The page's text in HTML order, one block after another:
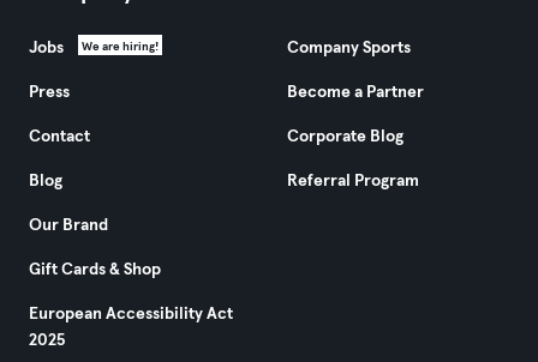
Jobs We are hiring!
Press
Contact
Blog
Our Brand
Gift Cards & Shop
European Accessibility Act
2025
Company Sports
Become a Partner
Corporate Blog
Referral Program